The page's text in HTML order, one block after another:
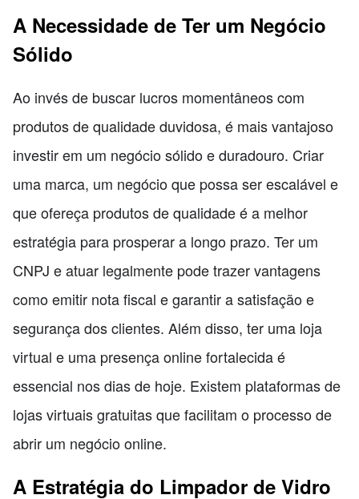
A Necessidade de Ter um Negócio
Sólido
Ao invés de buscar lucros momentâneos com
produtos de qualidade duvidosa, é mais vantajoso
investir em um negócio sólido e duradouro. Criar
uma marca, um negócio que possa ser escalável e
que ofereça produtos de qualidade é a melhor
estratégia para prosperar a longo prazo. Ter um
CNPJ e atuar legalmente pode trazer vantagens
como emitir nota fiscal e garantir a satisfação e
segurança dos clientes. Além disso, ter uma loja
virtual e uma presença online fortalecida é
essencial nos dias de hoje. Existem plataformas de
lojas virtuais gratuitas que facilitam o processo de
abrir um negócio online.
A Estratégia do Limpador de Vidro